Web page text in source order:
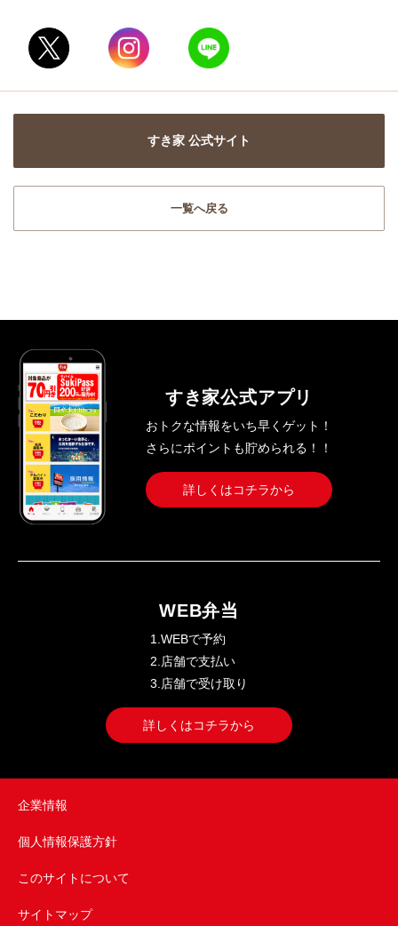
すき家 公式サイト
一覧へ戻る
すき家公式アプリ
おトクな情報をいち早くゲット！
さらにポイントも貯められる！！
詳しくはコチラから
WEB弁当
1.WEBで予約
2.店舗で支払い
3.店舗で受け取り
詳しくはコチラから
企業情報
個人情報保護方針
このサイトについて
サイトマップ